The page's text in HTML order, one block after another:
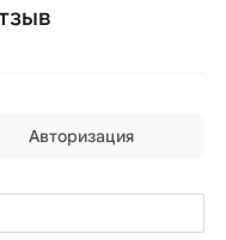
Авторизация